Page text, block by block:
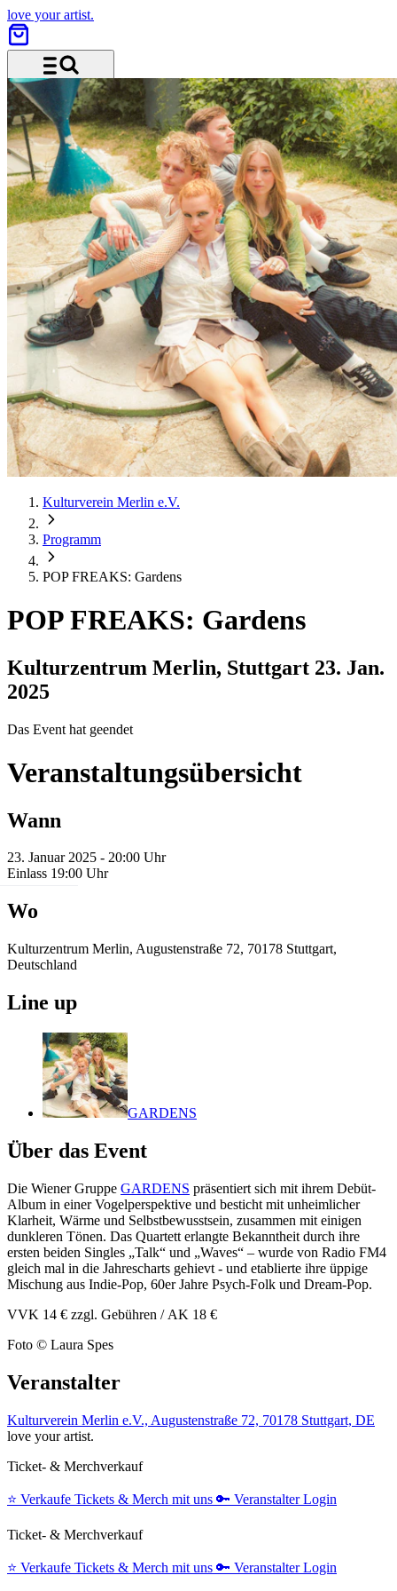
love your artist.
Menü und Suche
Kulturverein Merlin e.V.
Programm
POP FREAKS: Gardens
POP FREAKS: Gardens
Kulturzentrum Merlin, Stuttgart 23. Jan.
2025
Das Event hat geendet
Veranstaltungsübersicht
Wann
23. Januar 2025 - 20:00 Uhr
Einlass 19:00 Uhr
Wo
Kulturzentrum Merlin, Augustenstraße 72, 70178 Stuttgart,
Deutschland
Line up
GARDENS
Über das Event
Die Wiener Gruppe GARDENS präsentiert sich mit ihrem Debüt-
Album in einer Vogelperspektive und besticht mit unheimlicher
Klarheit, Wärme und Selbstbewusstsein, zusammen mit einigen
dunkleren Tönen. Das Quartett ​erlangte Bekanntheit durch ihre
ersten beiden Singles „Talk“ und „Waves“ – wurde von Radio FM4
gleich mal in die Jahrescharts gehievt - und etablierte ihre üppige
Mischung aus Indie-Pop, 60er Jahre Psych-Folk und Dream-Pop.
VVK 14 € zzgl. Gebühren / AK 18 €
Foto © Laura Spes
Veranstalter
Kulturverein Merlin e.V., Augustenstraße 72, 70178 Stuttgart, DE
love your artist.
Ticket- & Merchverkauf
⭐️ Verkaufe Tickets & Merch mit uns 🔑 Veranstalter Login
Ticket- & Merchverkauf
⭐️ Verkaufe Tickets & Merch mit uns 🔑 Veranstalter Login